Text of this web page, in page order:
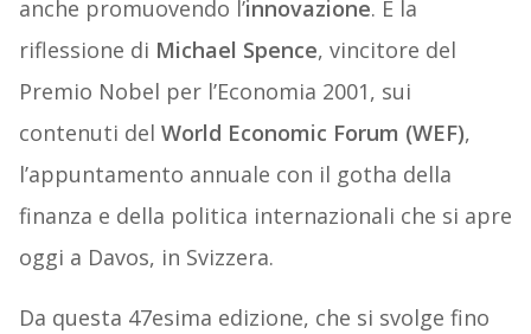
anche promuovendo l’innovazione. È la
riflessione di Michael Spence, vincitore del
Premio Nobel per l’Economia 2001, sui
contenuti del World Economic Forum (WEF),
l’appuntamento annuale con il gotha della
finanza e della politica internazionali che si apre
oggi a Davos, in Svizzera.
Da questa 47esima edizione, che si svolge fino